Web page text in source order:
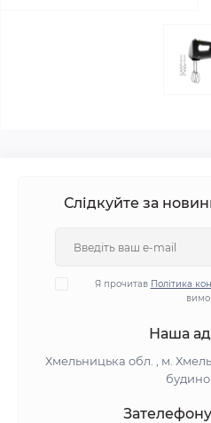
Слідкуйте за
Я прочитав Політика
Наша
Хмельницька обл. , м.